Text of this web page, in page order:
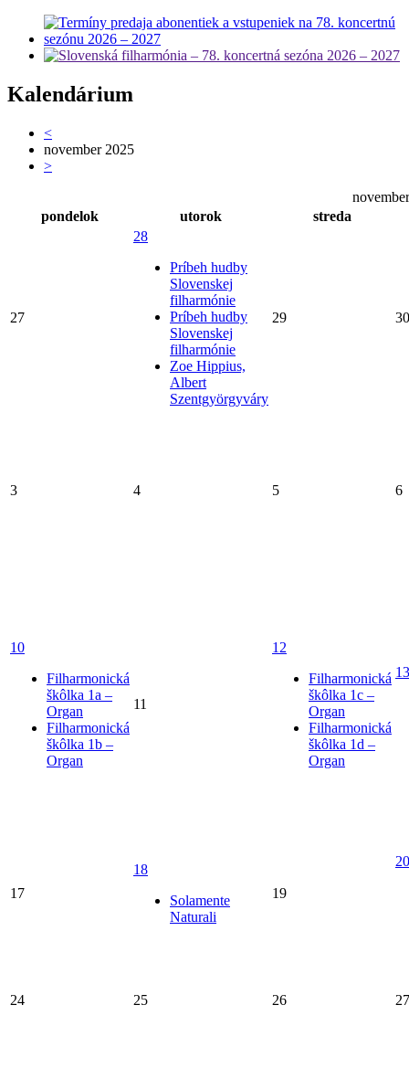
Kalendárium
<
november 2025
>
pondelok
utorok streda
27
28
Príbeh hudby
Slovenskej
filharmónie
Príbeh hudby
Slovenskej
filharmónie
Zoe Hippius,
Albert
Szentgyörgyváry
29 30
3 4 5 6
10
Filharmonická
škôlka 1a –
Organ
Filharmonická
škôlka 1b –
Organ
11
12
Filharmonická
škôlka 1c –
Organ
Filharmonická
škôlka 1d –
Organ
13
17
18
Solamente
Naturali
19
20
24 25 26 27